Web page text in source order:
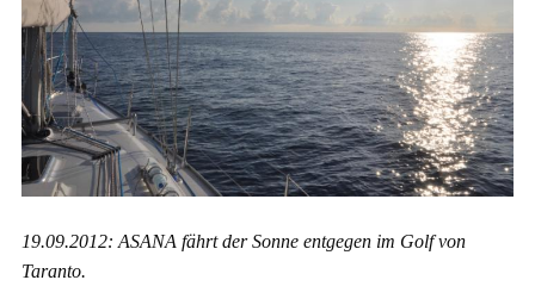
19.09.2012: ASANA fährt der Sonne entgegen im Golf von
Taranto.